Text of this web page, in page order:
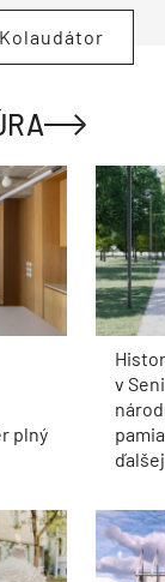
Kolaudátor
plný
v